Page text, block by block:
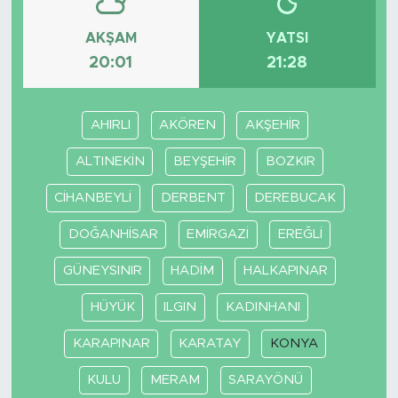
AKŞAM
20:01
YATSI
21:28
AHIRLI AKÖREN AKŞEHİR
ALTINEKİN BEYŞEHİR BOZKIR
CİHANBEYLİ DERBENT DEREBUCAK
DOĞANHİSAR EMİRGAZİ EREĞLİ
GÜNEYSINIR HADİM HALKAPINAR
HÜYÜK ILGIN KADINHANI
KARAPINAR KARATAY KONYA
KULU MERAM SARAYÖNÜ